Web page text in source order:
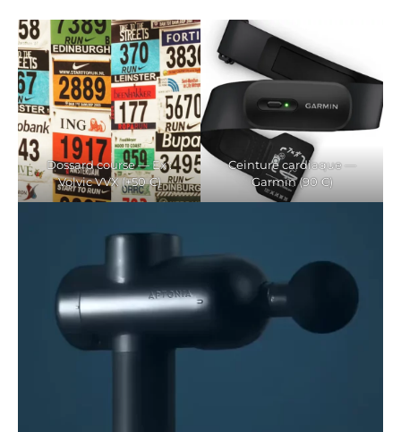
Dossard course — Ex :
Volvic VVX (+50 €)
Ceinture cardiaque —
Garmin (90 €)